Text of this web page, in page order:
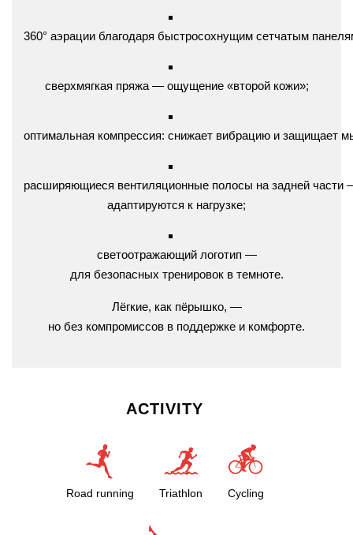
360° аэрации благодаря быстросохнущим сетчатым
сверхмягкая пряжа — ощущение «второй кожи»;
оптимальная компрессия: снижает вибрацию и защищает
расширяющиеся вентиляционные полосы на задней части
адаптируются к нагрузке;
светоотражающий логотип —
для безопасных тренировок в темноте.
Лёгкие, как пёрышко, —
но без компромиссов в поддержке и комфорте.
ACTIVITY
Road running Triathlon Cycling